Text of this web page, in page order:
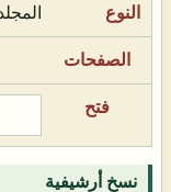
نسخ أرشيفية